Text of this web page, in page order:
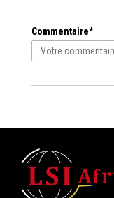
Commentaire*